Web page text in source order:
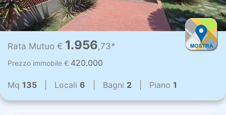
Rata Mutuo € 1.956,73*
Prezzo immobile € 420.000
Mq 135 | Locali 6 | Bagni 2 | Piano 1